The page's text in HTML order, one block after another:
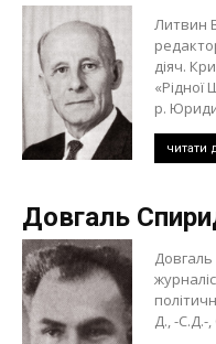
Литвин
діяч.
«Рідної
р.
читати
Довгаль
Д., -С.Д.-,